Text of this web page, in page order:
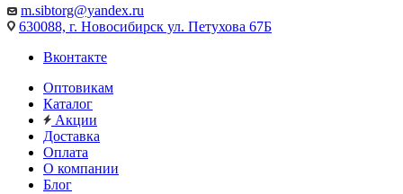
m.sibtorg@yandex.ru
630088, г. Новосибирск ул. Петухова 67Б
Вконтакте
Оптовикам
Каталог
Акции
Доставка
Оплата
О компании
Блог